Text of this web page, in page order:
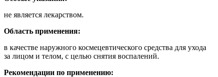
не является лекарством.
Область применения:
в качестве наружного космецевтического средства для ухода
за лицом и телом, с целью снятия воспалений.
Рекомендации по применению: